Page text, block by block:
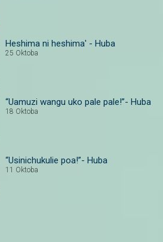
Heshima ni heshima' - Huba
25 Oktoba
“Uamuzi wangu uko pale pale!”- Huba
18 Oktoba
“Usinichukulie poa!”- Huba
11 Oktoba